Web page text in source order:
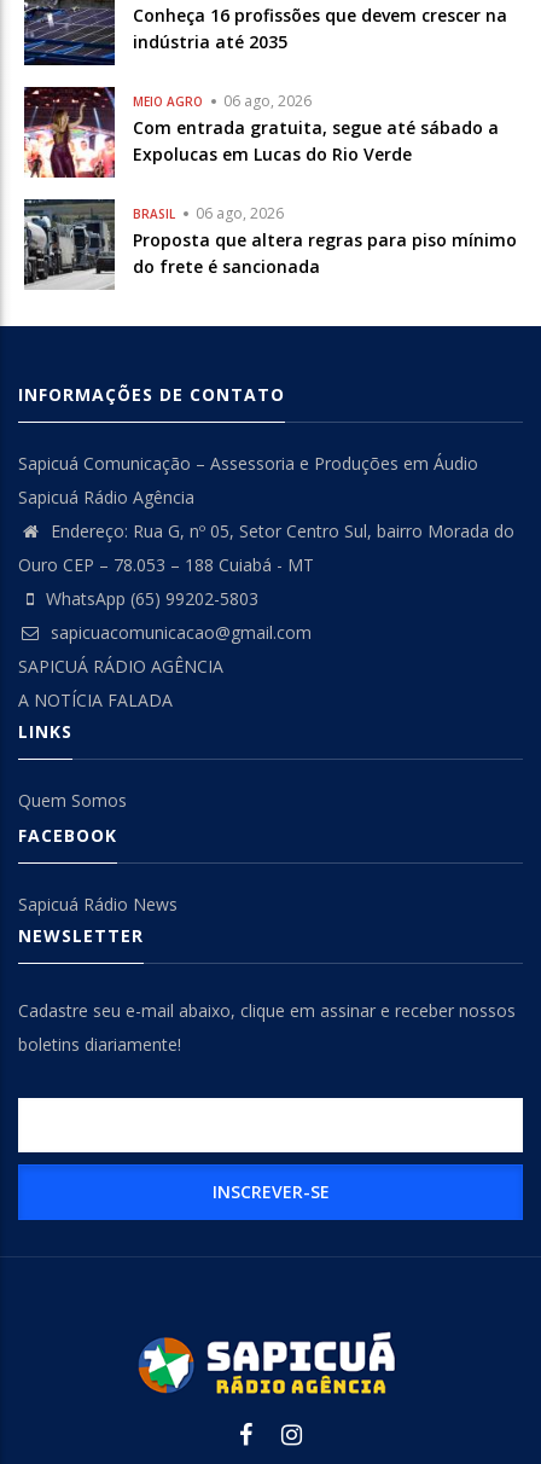
Conheça 16 profissões que devem crescer na
indústria até 2035
MEIO AGRO 06 ago, 2026
Com entrada gratuita, segue até sábado a
Expolucas em Lucas do Rio Verde
BRASIL 06 ago, 2026
Proposta que altera regras para piso mínimo
do frete é sancionada
INFORMAÇÕES DE CONTATO
Sapicuá Comunicação – Assessoria e Produções em Áudio
Sapicuá Rádio Agência
Endereço: Rua G, nº 05, Setor Centro Sul, bairro Morada do
Ouro CEP – 78.053 – 188 Cuiabá - MT
WhatsApp (65) 99202-5803
sapicuacomunicacao@gmail.com
SAPICUÁ RÁDIO AGÊNCIA
A NOTÍCIA FALADA
LINKS
Quem Somos
FACEBOOK
Sapicuá Rádio News
NEWSLETTER
Cadastre seu e-mail abaixo, clique em assinar e receber nossos
boletins diariamente!